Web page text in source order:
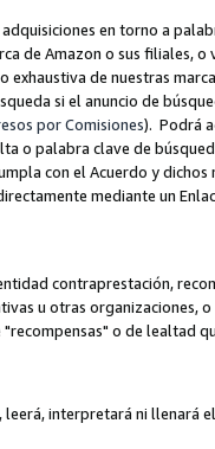
en torno a
de Amazon o sus filiales,
exhaustiva de nuestras
si el anuncio de
por Comisiones). Podrá
o palabra clave de
con el Acuerdo y
mediante un
contraprestación,
u otras organizaciones,
o de lealtad
interpretará ni